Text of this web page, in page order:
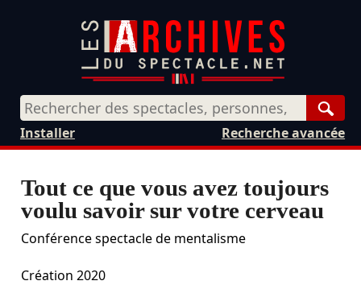
Recherche avancée
Installer
Tout ce que vous avez toujours
voulu savoir sur votre cerveau
Conférence spectacle de mentalisme
Création 2020